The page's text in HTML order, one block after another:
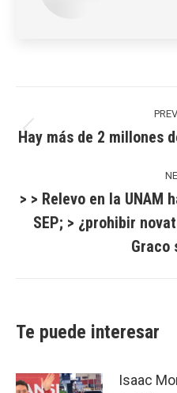
navigation
Hay más de 2 millones
> > Relevo en la UNAM
SEP; > ¿prohibir
Graco
Te puede interesar
Isaac